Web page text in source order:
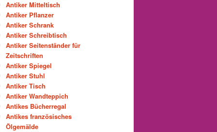
Antiker Mitteltisch
Antiker Pflanzer
Antiker Schrank
Antiker Schreibtisch
Antiker Seitenständer für
Zeitschriften
Antiker Spiegel
Antiker Stuhl
Antiker Tisch
Antiker Wandteppich
Antikes Bücherregal
Antikes französisches
Ölgemälde